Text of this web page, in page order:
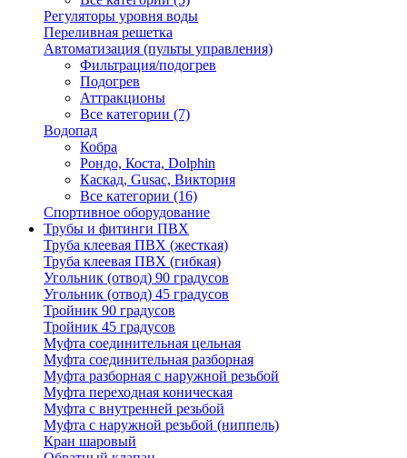
Регуляторы уровня воды
Переливная решетка
Автоматизация (пульты управления)
Фильтрация/подогрев
Подогрев
Аттракционы
Все категории (7)
Водопад
Кобра
Рондо, Коста, Dolphin
Каскад, Gusac, Виктория
Все категории (16)
Спортивное оборудование
Трубы и фитинги ПВХ
Труба клеевая ПВХ (жесткая)
Труба клеевая ПВХ (гибкая)
Угольник (отвод) 90 градусов
Угольник (отвод) 45 градусов
Тройник 90 градусов
Тройник 45 градусов
Муфта соединительная цельная
Муфта соединительная разборная
Муфта разборная с наружной резьбой
Муфта переходная коническая
Муфта с внутренней резьбой
Муфта с наружной резьбой (ниппель)
Кран шаровый